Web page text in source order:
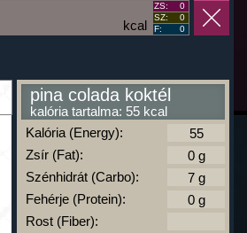
kcal
ZS:
0
SZ:
0
F:
0
pina colada koktél
kalória tartalma: 55 kcal
Kalória (Energy):
Zsír (Fat):
Szénhidrát (Carbo):
Fehérje (Protein):
Rost (Fiber):